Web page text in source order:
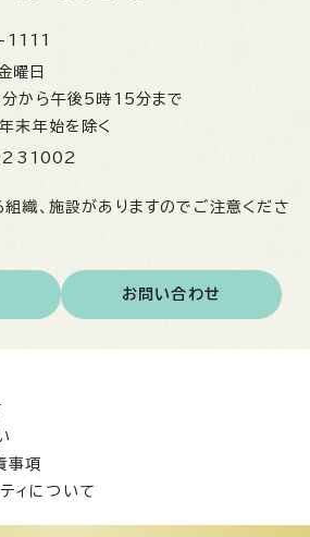
曜日
から午後5時15分まで
末年始を除く
織、施設がありますのでご注意くださ
お問い合わせ
事項
ィについて